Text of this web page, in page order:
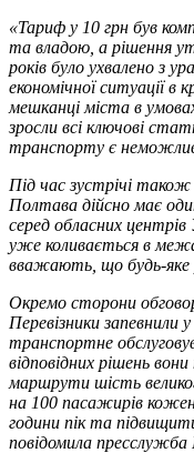
«Тариф у 10 грн був
та владою, а рішення
років було ухвалено з
економічної ситуації в
мешканці міста в
зросли всі ключові
транспорту є
Під час зустрічі
Полтава дійсно має
серед обласних центрів
уже коливається в
вважають, що будь-яке
Окремо сторони
Перевізники
транспортне
відповідних рішень
маршрути шість
на 100 пасажирів
години пік та
повідомила пресслужба